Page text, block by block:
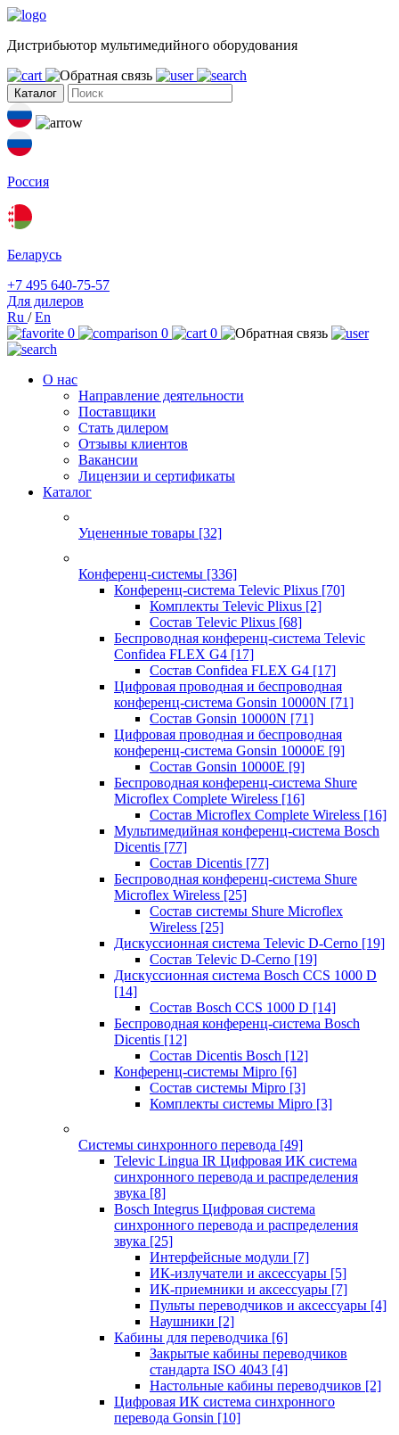
Дистрибьютор мультимедийного оборудования
Каталог
Россия
Беларусь
+7 495 640-75-57
Для дилеров
Ru /En
0
0 0
О нас
Направление деятельности
Поставщики
Стать дилером
Отзывы клиентов
Вакансии
Лицензии и сертификаты
Каталог
Уцененные товары [32]
Конференц-системы [336]
Конференц-система Televic Plixus [70]
Комплекты Televic Plixus [2]
Состав Televic Plixus [68]
Беспроводная конференц-система Televic
Confidea FLEX G4 [17]
Состав Confidea FLEX G4 [17]
Цифровая проводная и беспроводная
конференц-система Gonsin 10000N [71]
Состав Gonsin 10000N [71]
Цифровая проводная и беспроводная
конференц-система Gonsin 10000E [9]
Состав Gonsin 10000E [9]
Беспроводная конференц-система Shure
Microflex Complete Wireless [16]
Состав Microflex Complete Wireless [16]
Мультимедийная конференц-система Bosch
Dicentis [77]
Состав Dicentis [77]
Беспроводная конференц-система Shure
Microflex Wireless [25]
Состав системы Shure Microflex
Wireless [25]
Дискуссионная система Televic D-Cerno [19]
Состав Televic D-Cerno [19]
Дискуссионная система Bosch CCS 1000 D
[14]
Состав Bosch CCS 1000 D [14]
Беспроводная конференц-система Bosch
Dicentis [12]
Состав Dicentis Bosch [12]
Конференц-системы Mipro [6]
Состав системы Mipro [3]
Комплекты системы Mipro [3]
Системы синхронного перевода [49]
Televic Lingua IR Цифровая ИК система
синхронного перевода и распределения
звука [8]
Bosch Integrus Цифровая система
синхронного перевода и распределения
звука [25]
Интерфейсные модули [7]
ИК-излучатели и аксессуары [5]
ИК-приемники и аксессуары [7]
Пульты переводчиков и аксессуары [4]
Наушники [2]
Кабины для переводчика [6]
Закрытые кабины переводчиков
стандарта ISO 4043 [4]
Настольные кабины переводчиков [2]
Цифровая ИК система синхронного
перевода Gonsin [10]